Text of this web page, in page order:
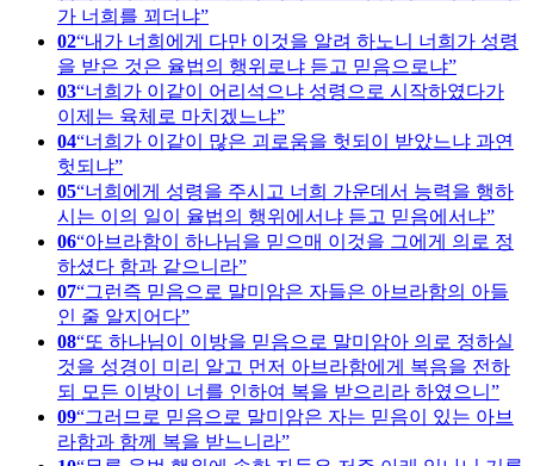
가 너희를 꾀더냐
02 내가 너희에게 다만 이것을 알려 하노니 너희가 성령
을 받은 것은 율법의 행위로냐 듣고 믿음으로냐
03 너희가 이같이 어리석으냐 성령으로 시작하였다가
이제는 육체로 마치겠느냐
04 너희가 이같이 많은 괴로움을 헛되이 받았느냐 과연
헛되냐
05 너희에게 성령을 주시고 너희 가운데서 능력을 행하
시는 이의 일이 율법의 행위에서냐 듣고 믿음에서냐
06 아브라함이 하나님을 믿으매 이것을 그에게 의로 정
하셨다 함과 같으니라
07 그런즉 믿음으로 말미암은 자들은 아브라함의 아들
인 줄 알지어다
08 또 하나님이 이방을 믿음으로 말미암아 의로 정하실
것을 성경이 미리 알고 먼저 아브라함에게 복음을 전하
되 모든 이방이 너를 인하여 복을 받으리라 하였으니
09 그러므로 믿음으로 말미암은 자는 믿음이 있는 아브
라함과 함께 복을 받느니라